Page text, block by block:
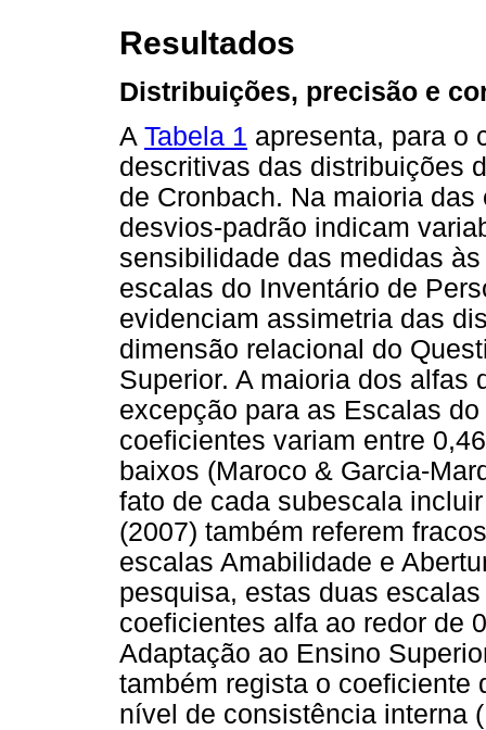
Resultados
Distribuições, precisão e
A Tabela 1 apresenta, para o
descritivas das distribuições
de Cronbach. Na maioria
desvios-padrão indicam
sensibilidade das medidas
escalas do Inventário de
evidenciam assimetria das
dimensão relacional do
Superior. A maioria dos alfas
excepção para as Escalas
coeficientes variam entre
baixos (Maroco & Garcia-
fato de cada subescala
(2007) também referem
escalas Amabilidade e
pesquisa, estas duas
coeficientes alfa ao redor de
Adaptação ao Ensino
também regista o coeficiente
nível de consistência interna